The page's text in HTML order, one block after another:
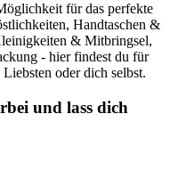
für das perfekte
Handtaschen &
& Mitbringsel,
- hier findest du für
oder dich selbst.
und lass dich